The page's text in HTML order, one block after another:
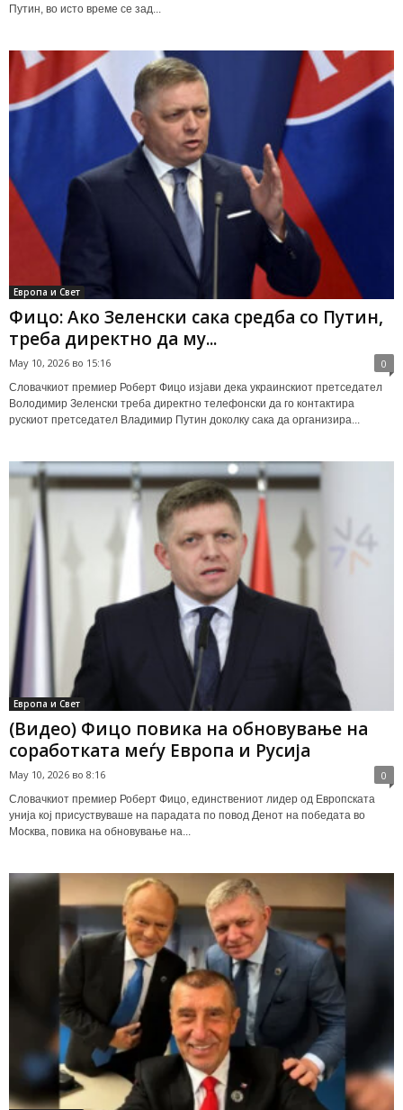
Путин, во исто време се зад...
Европа и Свет
Фицо: Ако Зеленски сака средба со Путин,
треба директно да му...
May 10, 2026 во 15:16 0
Словачкиот премиер Роберт Фицо изјави дека украинскиот претседател
Володимир Зеленски треба директно телефонски да го контактира
рускиот претседател Владимир Путин доколку сака да организира...
Европа и Свет
(Видео) Фицо повика на обновување на
соработката меѓу Европа и Русија
May 10, 2026 во 8:16 0
Словачкиот премиер Роберт Фицо, единствениот лидер од Европската
унија кој присуствуваше на парадата по повод Денот на победата во
Москва, повика на обновување на...